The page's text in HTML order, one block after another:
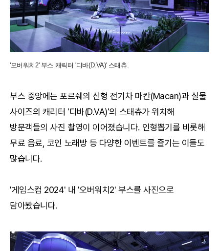
'오버워치2' 부스 캐릭터 '디바(D.VA)' 스태츄.
부스 중앙에는 포르쉐의 신형 전기차 마칸(Macan)과 실물
사이즈의 캐리터 '디바(D.VA)'의 스태츄가 위치해
방문객들의 사진 촬영이 이어졌습니다. 인형뽑기를 비롯해
무료 음료, 코인 노래방 등 다양한 이벤트를 즐기는 이들도
많습니다.
'게임스컴 2024' 내 '오버워치2' 부스를 사진으로
담아봤습니다.